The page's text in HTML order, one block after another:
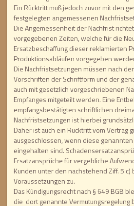
Ein Rücktritt muß jedoch zuvor mit den
festgelegten angemessenen
Die Angemessenheit der Nachfrist
vorgegebenen Zeiten, welche für die
Ersatzbeschaffung dieser reklamierten
Produktionsabläufen vorgegeben
Die Nachfristsetzungen müssen nach
Vorschriften der Schriftform und der
auch mit gesetzlich vorgeschriebenen
Empfanges mitgeteilt werden. Eine
empfangsbestätigten schriftlichen
Nachfristsetzungen ist hierbei
Daher ist auch ein Rücktritt vom Vertrag
ausgeschlossen, wenn diese
eingehalten sind.
Ersatzansprüche für vergebliche
Kunden unter den nachstehend Ziff. 5 c)
Voraussetzungen zu.
Das Kündigungsrecht nach § 649 BGB
die dort genannte Vermutungsregelung